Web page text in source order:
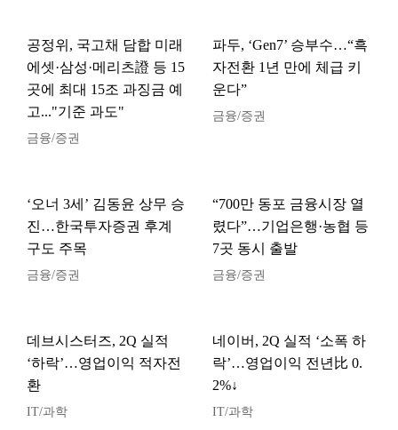
공정위, 국고채 담합 미래
에셋·삼성·메리츠證 등 15
곳에 최대 15조 과징금 예
고..."기준 과도"
금융/증권
파두, ‘Gen7’ 승부수…“흑
자전환 1년 만에 체급 키
운다”
금융/증권
‘오너 3세’ 김동윤 상무 승
진…한국투자증권 후계
구도 주목
금융/증권
“700만 동포 금융시장 열
렸다”…기업은행·농협 등
7곳 동시 출발
금융/증권
데브시스터즈, 2Q 실적
‘하락’…영업이익 적자전
환
IT/과학
네이버, 2Q 실적 ‘소폭 하
락’…영업이익 전년比 0.
2%↓
IT/과학